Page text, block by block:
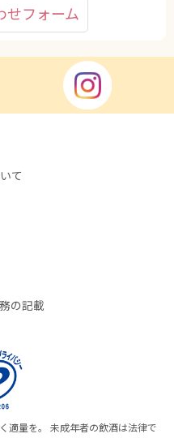
せフォーム
て
の記載
適量を。 未成年者の飲酒は法律で